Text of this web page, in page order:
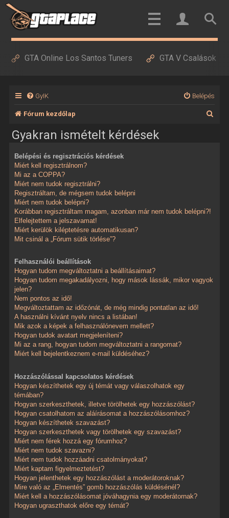
GTA Online Los Santos Tuners GTA V Csalások
GyIK Belépés
Fórum kezdőlap
Gyakran ismételt kérdések
Belépési és regisztrációs kérdések
Miért kell regisztrálnom?
Mi az a COPPA?
Miért nem tudok regisztrálni?
Regisztráltam, de mégsem tudok belépni
Miért nem tudok belépni?
Korábban regisztráltam magam, azonban már nem tudok belépni?!
Elfelejtettem a jelszavamat!
Miért kerülök kiléptetésre automatikusan?
Mit csinál a „Fórum sütik törlése”?
Felhasználói beállítások
Hogyan tudom megváltoztatni a beállításaimat?
Hogyan tudom megakadályozni, hogy mások lássák, mikor vagyok
jelen?
Nem pontos az idő!
Megváltoztattam az időzónát, de még mindig pontatlan az idő!
A használni kívánt nyelv nincs a listában!
Mik azok a képek a felhasználónevem mellett?
Hogyan tudok avatart megjeleníteni?
Mi az a rang, hogyan tudom megváltoztatni a rangomat?
Miért kell bejelentkeznem e-mail küldéséhez?
Hozzászólással kapcsolatos kérdések
Hogyan készíthetek egy új témát vagy válaszolhatok egy
témában?
Hogyan szerkeszthetek, illetve törölhetek egy hozzászólást?
Hogyan csatolhatom az aláírásomat a hozzászólásomhoz?
Hogyan készíthetek szavazást?
Hogyan szerkeszthetek vagy törölhetek egy szavazást?
Miért nem férek hozzá egy fórumhoz?
Miért nem tudok szavazni?
Miért nem tudok hozzáadni csatolmányokat?
Miért kaptam figyelmeztetést?
Hogyan jelenthetek egy hozzászólást a moderátoroknak?
Mire való az „Elmentés” gomb hozzászólás küldésénél?
Miért kell a hozzászólásomat jóváhagynia egy moderátornak?
Hogyan ugraszthatok előre egy témát?